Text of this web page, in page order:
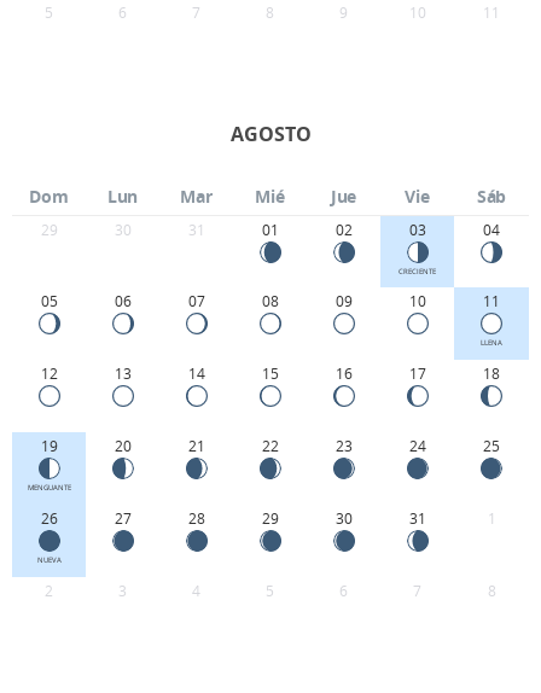
5 6 7 8 9 10 11
AGOSTO
Dom Lun Mar Mié Jue Vie Sáb
29 30 31 01 02 03
CRECIENTE
04
05 06 07 08 09 10 11
LLENA
12 13 14 15 16 17 18
19
MENGUANTE
20 21 22 23 24 25
26
NUEVA
27 28 29 30 31 1
2 3 4 5 6 7 8